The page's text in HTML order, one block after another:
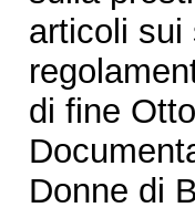
articoli sui
di fine
Donne di